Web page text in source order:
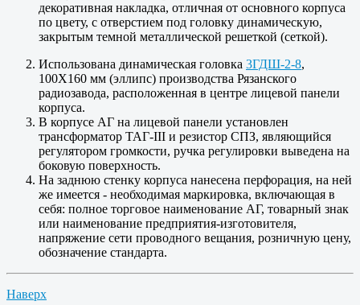
декоративная накладка, отличная от основного корпуса
по цвету, с отверстием под головку динамическую,
закрытым темной металлической решеткой (сеткой).
Использована динамическая головка 3ГДШ-2-8,
100X160 мм (эллипс) производства Рязанского
радиозавода, расположенная в центре лицевой панели
корпуса.
В корпусе АГ на лицевой панели установлен
трансформатор ТАГ-ІІІ и резистор СПЗ, являющийся
регулятором громкости, ручка регулировки выведена на
боковую поверхность.
На заднюю стенку корпуса нанесена перфорация, на ней
же имеется - необходимая маркировка, включающая в
себя: полное торговое наименование АГ, товарный знак
или наименование предприятия-изготовителя,
напряжение сети проводного вещания, розничную цену,
обозначение стандарта.
Наверх